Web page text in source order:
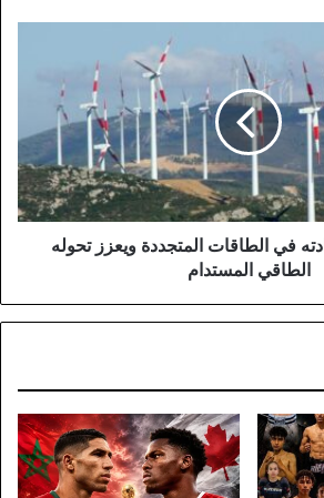
في الطاقات المتجددة ويعزز تحوله
الطاقي المستدام